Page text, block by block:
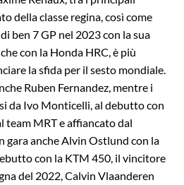
della classe regina, così come
ben 7 GP nel 2023 con la sua
con la Honda HRC, è più
la sfida per il sesto mondiale.
Ruben Fernandez, mentre i
da Ivo Monticelli, al debutto con
team MRT e affiancato dal
gara anche Alvin Ostlund con la
con la KTM 450, il vincitore
del 2022, Calvin Vlaanderen